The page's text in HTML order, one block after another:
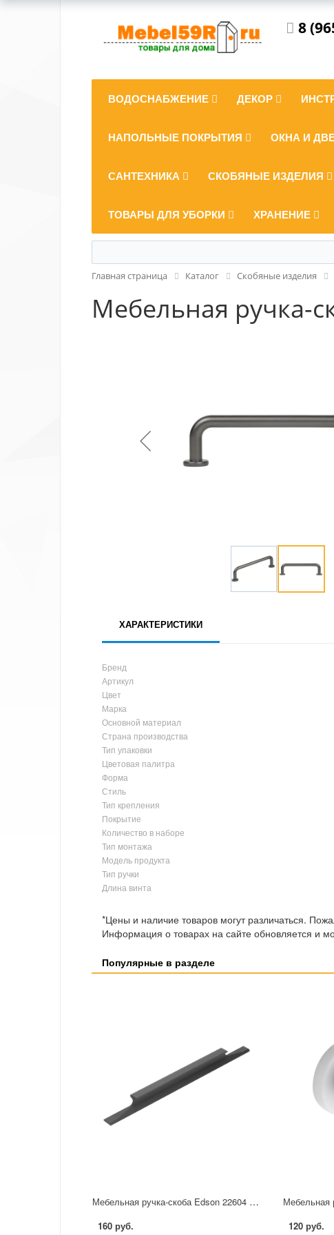
8
ВОДОСНАБЖЕНИЕ ДЕКОР
НАПОЛЬНЫЕ ПОКРЫТИЯ ОКНА И
САНТЕХНИКА СКОБЯНЫЕ ИЗДЕЛИЯ
ТОВАРЫ ДЛЯ УБОРКИ ХРАНЕНИЕ
Главная страница Каталог Скобяные изделия
Мебельная ручка-
ХАРАКТЕРИСТИКИ
Бренд
Артикул
Цвет
Марка
Основной материал
Страна производства
Тип упаковки
Цветовая палитра
Форма
Стиль
Тип крепления
Покрытие
Количество в наборе
Тип монтажа
Модель продукта
Тип ручки
Длина винта
*Цены и наличие товаров могут различаться.
Информация о товарах на сайте обновляется и
Популярные в разделе
Мебельная ручка-скоба Edson 22604 96 мм черная
160 руб. 120 руб.